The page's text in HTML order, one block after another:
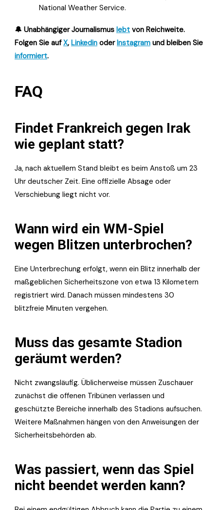
National Weather Service.
🔔 Unabhängiger Journalismus lebt von Reichweite.
Folgen Sie aufX, Linkedin oderInstagram und bleiben Sie
informiert.
FAQ
Findet Frankreich gegen Irak
wie geplant statt?
Ja, nach aktuellem Stand bleibt es beim Anstoß um 23
Uhr deutscher Zeit. Eine offizielle Absage oder
Verschiebung liegt nicht vor.
Wann wird ein WM-Spiel
wegen Blitzen unterbrochen?
Eine Unterbrechung erfolgt, wenn ein Blitz innerhalb der
maßgeblichen Sicherheitszone von etwa 13 Kilometern
registriert wird. Danach müssen mindestens 30
blitzfreie Minuten vergehen.
Muss das gesamte Stadion
geräumt werden?
Nicht zwangsläufig. Üblicherweise müssen Zuschauer
zunächst die offenen Tribünen verlassen und
geschützte Bereiche innerhalb des Stadions aufsuchen.
Weitere Maßnahmen hängen von den Anweisungen der
Sicherheitsbehörden ab.
Was passiert, wenn das Spiel
nicht beendet werden kann?